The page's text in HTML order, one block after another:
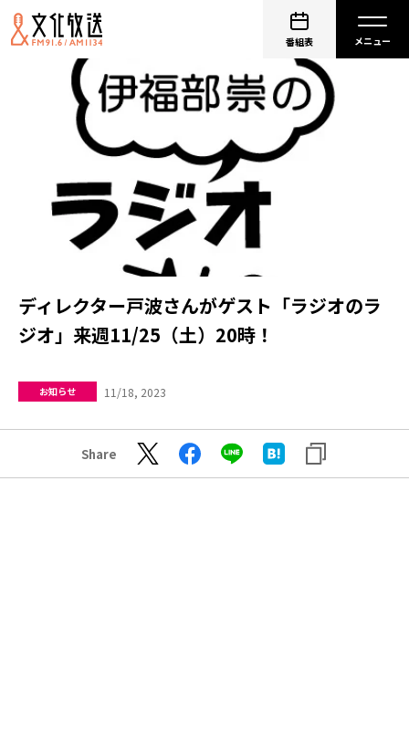
番組表
ディレクター戸波さんがゲスト「ラジオのラ
ジオ」来週11/25（土）20時！
お知らせ 11/18, 2023
Share